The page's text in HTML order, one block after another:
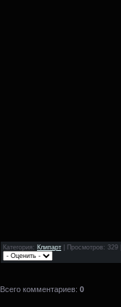
Категория : Клипарт Просмотров: 329 |
Всего комментариев: 0